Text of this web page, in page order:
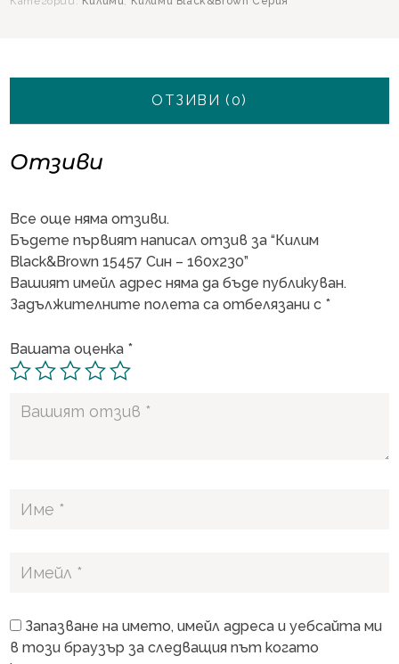
ОТЗИВИ (0)
Отзиви
Все още няма отзиви.
Бъдете първият написал отзив за “Килим
Black&Brown 15457 Син – 160х230”
Вашият имейл адрес няма да бъде публикуван.
Задължителните полета са отбелязани с *
Вашата оценка *
Запазване на името, имейл адреса и уебсайта ми
в този браузър за следващия път когато